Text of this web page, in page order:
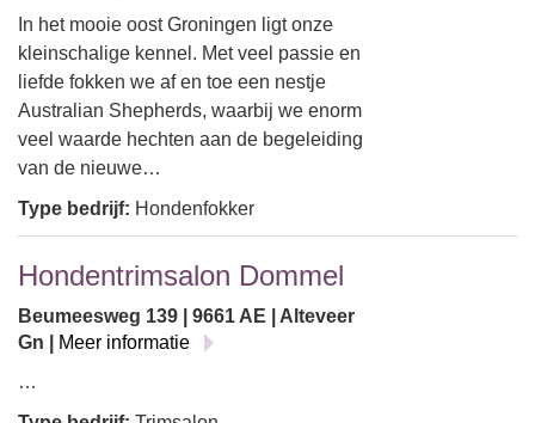
In het mooie oost Groningen ligt onze
kleinschalige kennel. Met veel passie en
liefde fokken we af en toe een nestje
Australian Shepherds, waarbij we enorm
veel waarde hechten aan de begeleiding
van de nieuwe…
Type bedrijf: Hondenfokker
Hondentrimsalon Dommel
Beumeesweg 139 | 9661 AE | Alteveer
Gn |
Meer informatie
…